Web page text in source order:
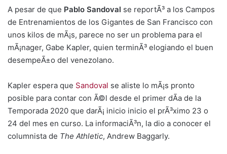
A pesar de que Pablo Sandoval se reportÃ³ a los Campos
de Entrenamientos de los Gigantes de San Francisco con
unos kilos de mÃ¡s, parece no ser un problema para el
mÃ¡nager, Gabe Kapler, quien terminÃ³ elogiando el buen
desempeÃ±o del venezolano.
Kapler espera que Sandoval se aliste lo mÃ¡s pronto
posible para contar con Ã©l desde el primer dÃ­a de la
Temporada 2020 que darÃ¡ inicio inicio el prÃ³ximo 23 o
24 del mes en curso. La informaciÃ³n, la dio a conocer el
columnista de The Athletic, Andrew Baggarly.